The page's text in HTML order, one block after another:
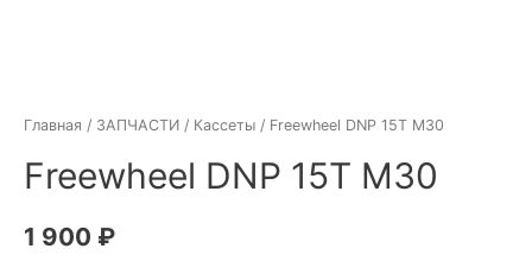
Главная / ЗАПЧАСТИ / Кассеты / Freewheel DNP 15T M30
Freewheel DNP 15T M30
1 900 ₽